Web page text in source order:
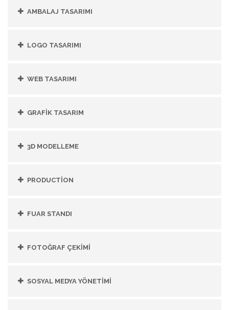
AMBALAJ TASARIMI
LOGO TASARIMI
WEB TASARIMI
GRAFIK TASARIM
3D MODELLEME
PRODUCTİON
FUAR STANDI
FOTOĞRAF ÇEKİMİ
SOSYAL MEDYA YÖNETİMİ